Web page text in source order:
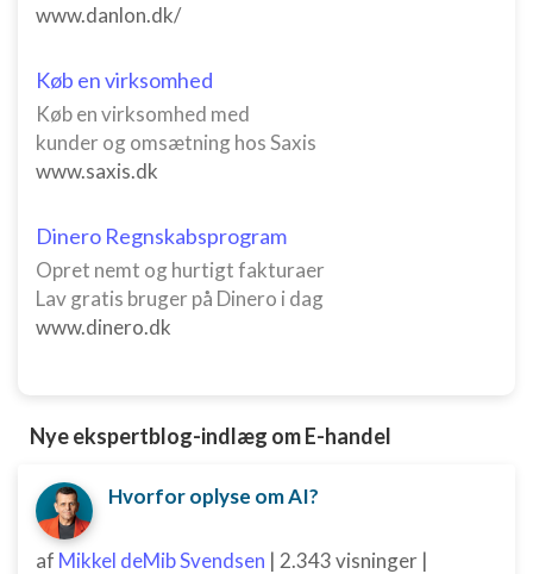
www.danlon.dk/
Køb en virksomhed
Køb en virksomhed med
kunder og omsætning hos Saxis
www.saxis.dk
Dinero Regnskabsprogram
Opret nemt og hurtigt fakturaer
Lav gratis bruger på Dinero i dag
www.dinero.dk
Nye ekspertblog-indlæg om E-handel
Hvorfor oplyse om AI?
af Mikkel deMib Svendsen | 2.343 visninger |